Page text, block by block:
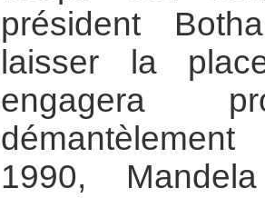
président
laisser la
engagera
1990,